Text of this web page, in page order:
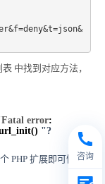
表 中找到对应方法，
Fatal error:
"?
PHP 扩展即可恢复咨询